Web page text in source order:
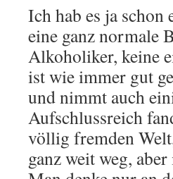
Ich hab es ja schon
eine ganz normale
Alkoholiker, keine
ist wie immer gut
und nimmt auch
Aufschlussreich
völlig fremden
ganz weit weg,